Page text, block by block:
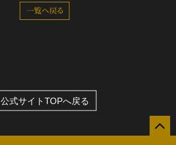
一覧へ戻る
公式サイトTOPへ戻る